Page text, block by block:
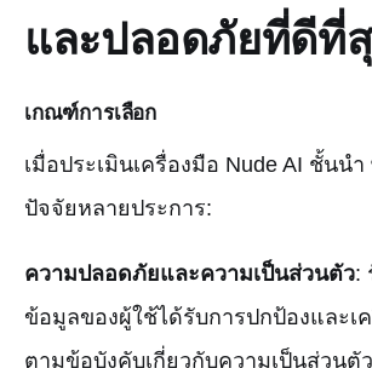
และปลอดภัยที่ดีที่
เกณฑ์การเลือก
เมื่อประเมินเครื่องมือ Nude AI ชั้นน
ปัจจัยหลายประการ:
ความปลอดภัยและความเป็นส่วนตัว:
ข้อมูลของผู้ใช้ได้รับการปกป้องและเ
ตามข้อบังคับเกี่ยวกับความเป็นส่วนตัว